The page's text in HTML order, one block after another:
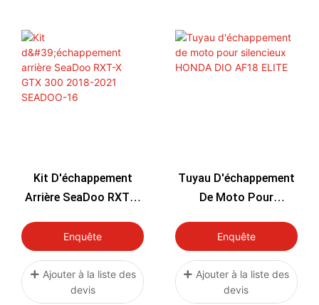
Kit D'échappement
Arrière SeaDoo RXT-X
SEADOO-16
Enquête
Ajouter à la liste des
devis
Tuyau D'échappement
De Moto Pour
AF18 ELITE
Enquête
Ajouter à la liste des
devis